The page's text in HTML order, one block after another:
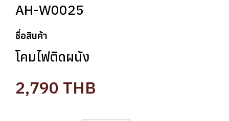
AH-W0025
ชื่อสินค้า
โคมไฟติดผนัง
2,790 THB